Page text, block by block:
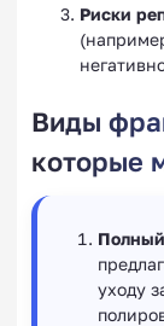
Риски
Виды
которые
Полный
уходу